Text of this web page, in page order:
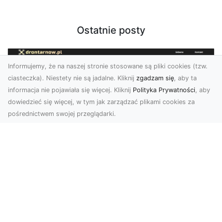
Ostatnie posty
Informujemy, że na naszej stronie stosowane są pliki cookies (tzw.
ciasteczka). Niestety nie są jadalne. Kliknij zgadzam się, aby ta
informacja nie pojawiała się więcej. Kliknij Polityka Prywatności, aby
dowiedzieć się więcej, w tym jak zarządzać plikami cookies za
pośrednictwem swojej przeglądarki.